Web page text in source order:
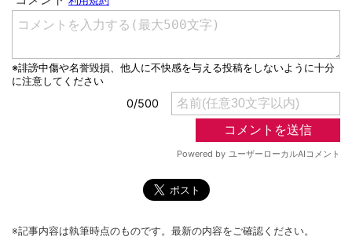
※記事内容は執筆時点のものです。最新の内容をご確認ください。